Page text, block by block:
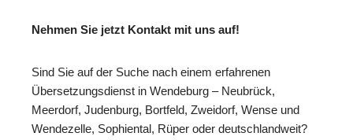
Nehmen Sie jetzt Kontakt mit uns auf!
Sind Sie auf der Suche nach einem erfahrenen
Übersetzungsdienst in Wendeburg – Neubrück,
Meerdorf, Judenburg, Bortfeld, Zweidorf, Wense und
Wendezelle, Sophiental, Rüper oder deutschlandweit?